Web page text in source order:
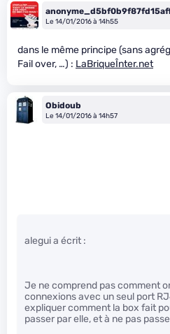
Le 14/01/2016 à 14h55
dans le même principe (sans
Fail over, …) : LaBriqueÎnter.net
Obidoub
Le 14/01/2016 à 14h57
alegui a écrit :
Je ne comprend pas comment
connexions avec un seul port
expliquer comment la box fait
passer par elle, et à ne pas